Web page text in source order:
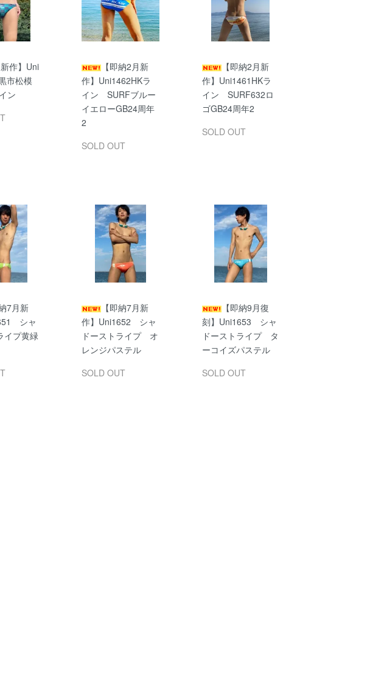
新作】Uni
市松模
ン
【即納2月新
作】Uni1462HKラ
イン SURFブルー
イエローGB24周年
2
SOLD OUT
【即納2月新
作】Uni1461HKラ
イン SURF632ロ
ゴGB24周年2
SOLD OUT
7月新
シャ
イプ黄緑
【即納7月新
作】Uni1652 シャ
ドーストライプ オ
レンジパステル
SOLD OUT
【即納9月復
刻】Uni1653 シャ
ドーストライプ タ
ーコイズパステル
SOLD OUT